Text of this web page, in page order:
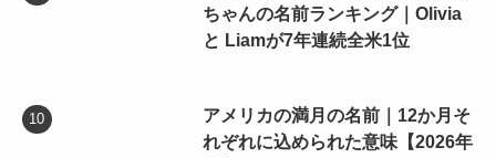
ちゃんの名前ランキング｜Olivia
と Liamが7年連続全米1位
アメリカの満月の名前｜12か月そ
れぞれに込められた意味【2026年